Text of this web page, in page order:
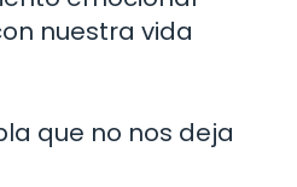
nuestra vida
que no nos deja